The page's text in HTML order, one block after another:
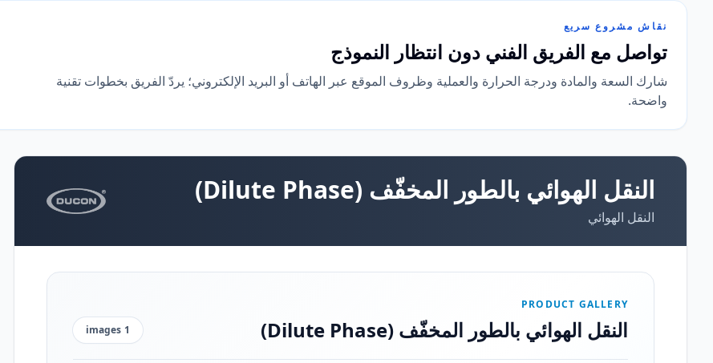
نقاش مشروع سريع
تواصل مع الفريق الفني دون انتظار النموذج
شارك السعة والمادة ودرجة الحرارة والعملية وظروف الموقع عبر الهاتف أو البريد الإلكتروني؛ يردّ الفريق بخطوات تقنية
واضحة.
النقل الهوائي بالطور المخفّف (Dilute Phase)
النقل الهوائي
PRODUCT GALLERY
النقل الهوائي بالطور المخفّف (Dilute Phase) 1
images